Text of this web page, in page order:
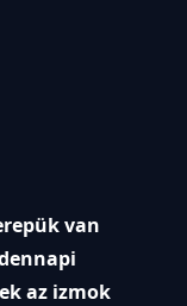
van
az izmok